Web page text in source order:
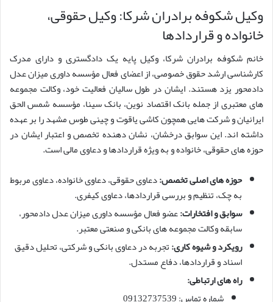
وکیل شکوفه برادران شرکا: وکیل حقوقی،
خانواده و قراردادها
خانم شکوفه برادران شرکا، وکیل پایه یک دادگستری و دارای مدرک
کارشناسی ارشد حقوق خصوصی، از اعضای فعال مؤسسه داوری میزان عدل
دادمحور یزد هستند. ایشان در طول سالیان فعالیت خود، وکالت مجموعه
های معتبری از جمله بانک اقتصاد نوین، بانک سینا، مؤسسه شمس الحق
ایرانیان و شرکت هایی همچون کاشی یاقوت و چینی طوس مشهد را بر عهده
داشته اند. این سوابق درخشان، نشان دهنده تخصص و اعتبار ایشان در
حوزه های حقوقی، خانواده و به ویژه قراردادها و دعاوی مالی است.
حوزه های اصلی تخصص:دعاوی حقوقی، دعاوی خانواده، دعاوی مربوط
به چک، تنظیم و بررسی قراردادها، دعاوی کیفری.
سوابق و افتخارات:عضو فعال مؤسسه داوری میزان عدل دادمحور،
سابقه وکالت مجموعه های بانکی و صنعتی معتبر.
رویکرد و شیوه کاری:تجربه در دعاوی بانکی و شرکتی، تحلیل دقیق
اسناد و قراردادها، دفاع مستدل.
راه های ارتباطی:
شماره تماس: 09132737539